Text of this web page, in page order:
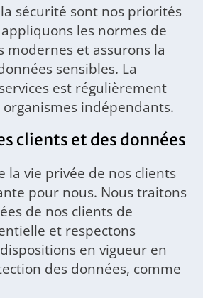
sécurité sont nos priorités
les normes de
modernes et assurons la
sensibles. La
est régulièrement
indépendants.
clients et des données
la vie privée de nos clients
pour nous. Nous traitons
de nos clients de
et respectons
en vigueur en
des données, comme